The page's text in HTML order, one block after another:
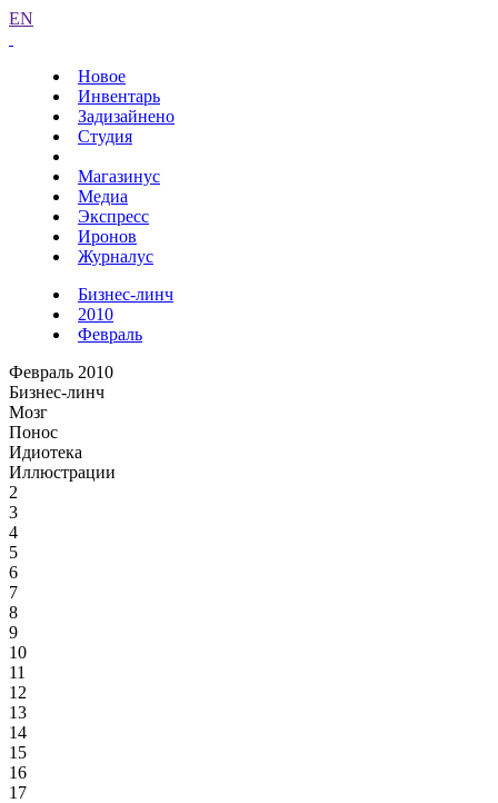
EN
Новое
Инвентарь
Задизайнено
Студия
Магазинус
Медиа
Экспресс
Иронов
Журналус
Бизнес-линч
2010
Февраль
Февраль 2010
Бизнес-линч
Мозг
Понос
Идиотека
Иллюстрации
2
3
4
5
6
7
8
9
10
11
12
13
14
15
16
17